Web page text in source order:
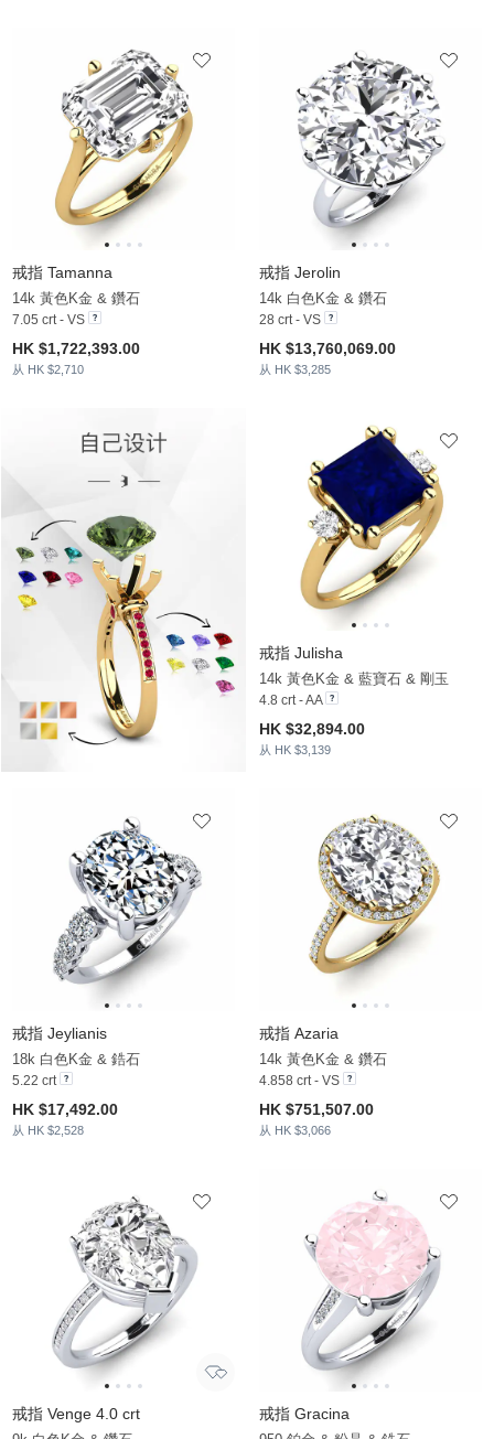
戒指 Tamanna
14k 黃色K金 & 鑽石
7.05 crt - VS
HK $1,722,393.00
从 HK $2,710
戒指 Jerolin
14k 白色K金 & 鑽石
28 crt - VS
HK $13,760,069.00
从 HK $3,285
戒指 Julisha
14k 黃色K金 & 藍寶石 & 剛玉
4.8 crt - AA
HK $32,894.00
从 HK $3,139
戒指 Jeylianis
18k 白色K金 & 鋯石
5.22 crt
HK $17,492.00
从 HK $2,528
戒指 Azaria
14k 黃色K金 & 鑽石
4.858 crt - VS
HK $751,507.00
从 HK $3,066
戒指 Venge 4.0 crt 戒指 Gracina